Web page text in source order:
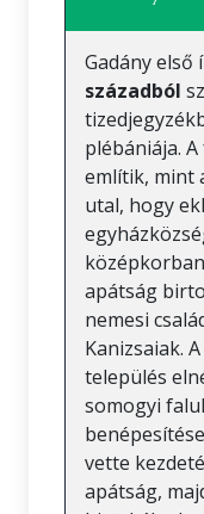
Gadány első
századból
plébániája.
említik, mint
utal, hogy
apátság
nemesi
Kanizsaiak.
település
somogyi
vette
apátság,